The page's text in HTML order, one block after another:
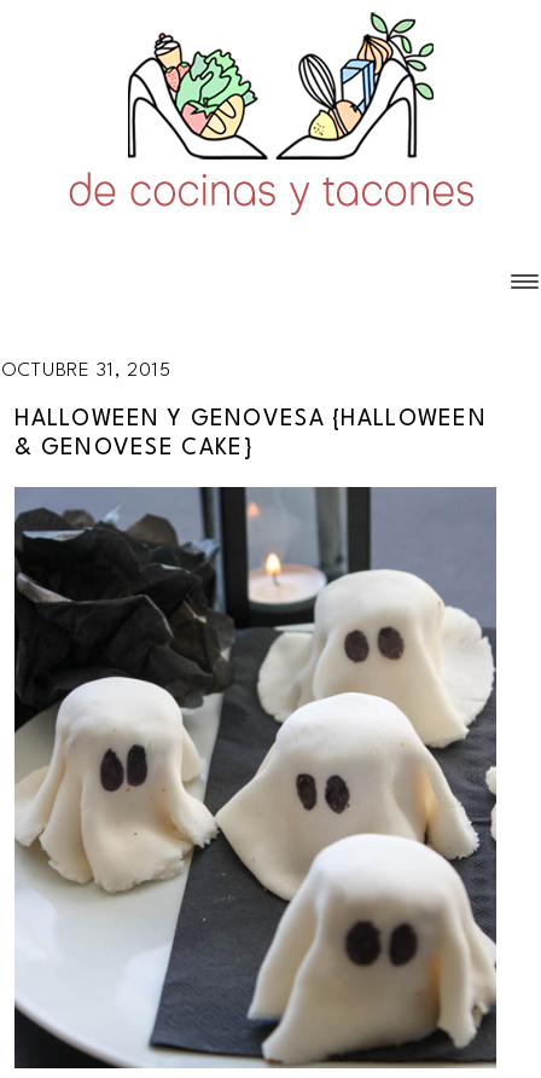
OCTUBRE 31, 2015
HALLOWEEN Y GENOVESA {HALLOWEEN
& GENOVESE CAKE}